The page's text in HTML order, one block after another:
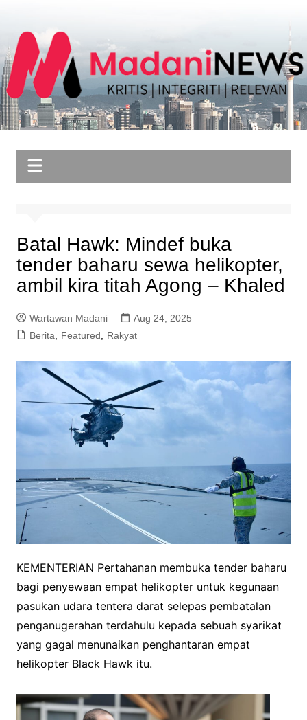
content
Batal Hawk: Mindef buka
tender baharu sewa helikopter,
ambil kira titah Agong – Khaled
Wartawan Madani
Aug 24, 2025
Berita, Featured, Rakyat
KEMENTERIAN Pertahanan membuka tender baharu
bagi penyewaan empat helikopter untuk kegunaan
pasukan udara tentera darat selepas pembatalan
penganugerahan terdahulu kepada sebuah syarikat
yang gagal menunaikan penghantaran empat
helikopter Black Hawk itu.